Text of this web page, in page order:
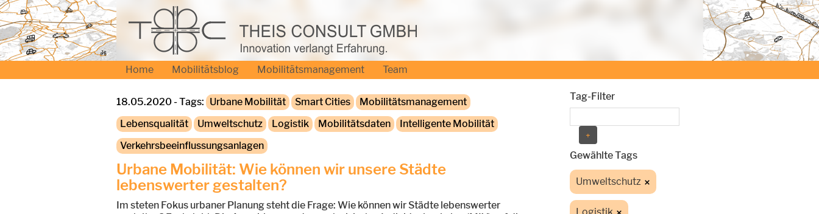
Home Mobilitätsblog Mobilitätsmanagement Team
18.05.2020 - Tags: Urbane Mobilität Smart Cities
Mobilitätsmanagement
Lebensqualität
Umweltschutz Logistik Mobilitätsdaten
Intelligente Mobilität
Verkehrsbeeinflussungsanlagen
Urbane Mobilität: Wie können wir unsere Städte
lebenswerter gestalten?
Im steten Fokus urbaner Planung steht die Frage: Wie können wir Städte lebenswerter
Tag-Filter
Gewählte Tags
Umweltschutz